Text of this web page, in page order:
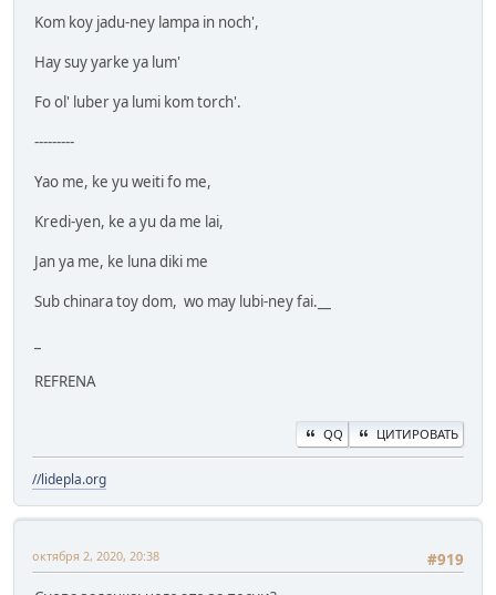
Kom koy jadu-ney lampa in noch',
Hay suy yarke ya lum'
Fo ol' luber ya lumi kom torch'.
---------
Yao me, ke yu weiti fo me,
Kredi-yen, ke a yu da me lai,
Jan ya me, ke luna diki me
Sub chinara toy dom, wo may lubi-ney fai.__
REFRENA
QQ ЦИТИРОВАТЬ
//lidepla.org
#919
октября 2, 2020, 20:38